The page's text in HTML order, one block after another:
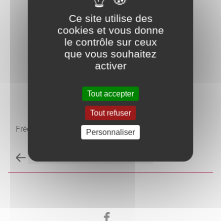
Frédéric FAIVRE
Retour à la liste des carnets d'adresses
Ce site utilise des
cookies et vous donne
le contrôle sur ceux
que vous souhaitez
activer
Tout accepter
Tout refuser
Personnaliser